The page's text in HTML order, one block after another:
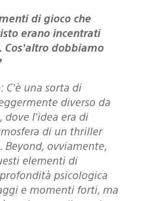
erano incentrati
Cos’altro dobbiamo
diverso da
dove l’idea era di
di un thriller
Beyond, ovviamente,
elementi di
psicologica
e momenti forti, ma